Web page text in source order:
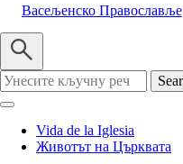
Васељенско Православље
Search
Vida de la Iglesia
Животът на Църквата